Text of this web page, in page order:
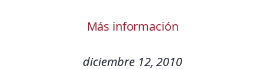
Más información
diciembre 12, 2010